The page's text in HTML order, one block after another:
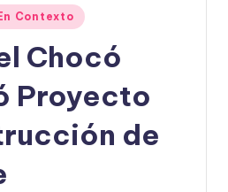
Contexto
Chocó
Proyecto
de